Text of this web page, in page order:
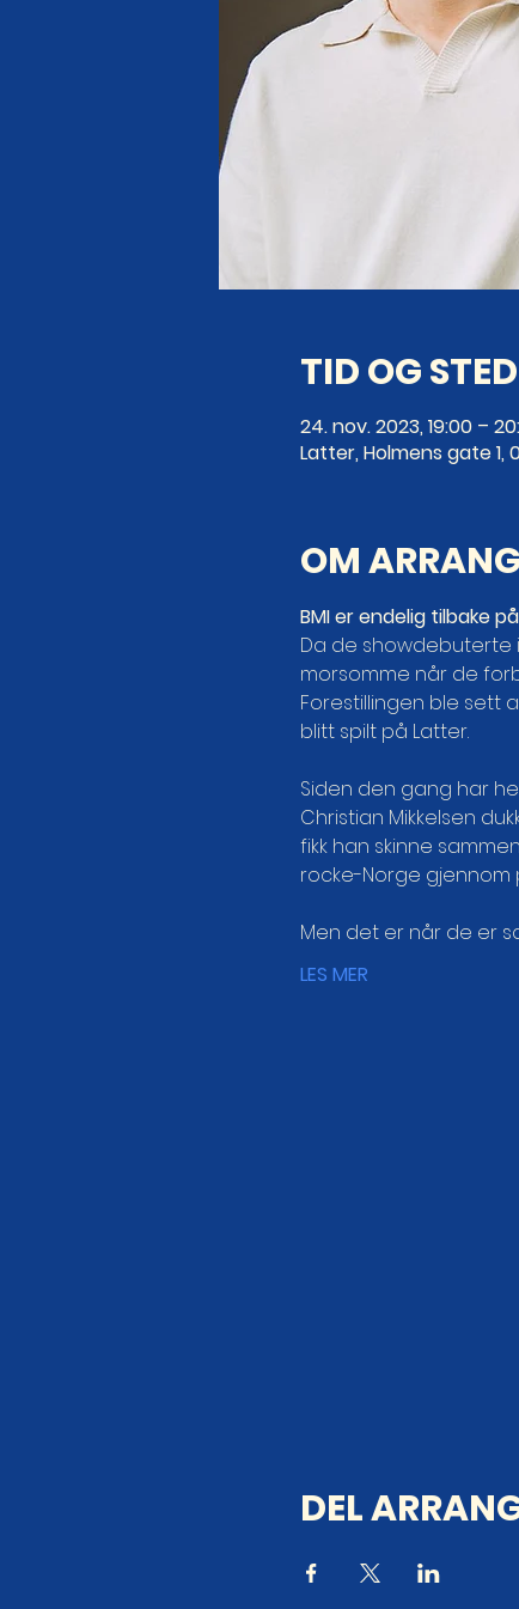
TID OG STED
24. nov. 2023, 19:00 –
Latter, Holmens gate 1,
OM
BMI er endelig tilbake
Da de showdebuterte
morsomme når de
Forestillingen ble sett
blitt spilt på Latter.
Siden den gang har
Christian Mikkelsen
fikk han skinne
Men det er når de er
LES MER
DEL